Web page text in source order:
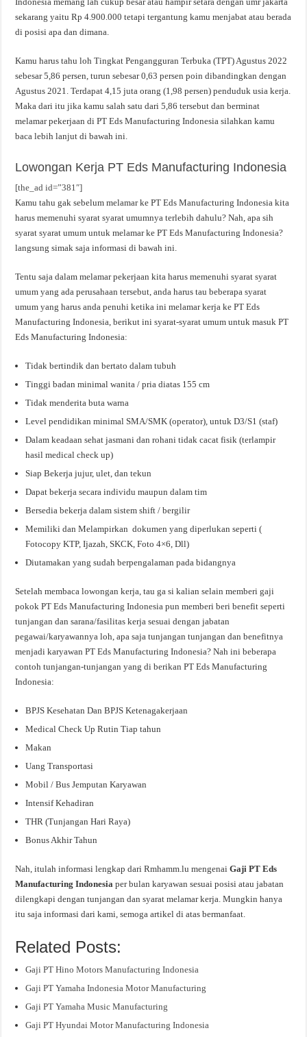
sekarang yaitu Rp 4.900.000 tetapi tergantung kamu menjabat atau berada
di posisi apa dan dimana.
Kamu harus tahu loh Tingkat Pengangguran Terbuka (TPT) Agustus 2022
sebesar 5,86 persen, turun sebesar 0,63 persen poin dibandingkan dengan
Agustus 2021. Terdapat 4,15 juta orang (1,98 persen) penduduk usia kerja.
Maka dari itu jika kamu salah satu dari 5,86 tersebut dan berminat
melamar pekerjaan di PT Eds Manufacturing Indonesia silahkan kamu
baca lebih lanjut di bawah ini.
Lowongan Kerja PT Eds Manufacturing Indonesia
[the_ad id=”381″]
Kamu tahu gak sebelum melamar ke PT Eds Manufacturing Indonesia kita
harus memenuhi syarat syarat umumnya terlebih dahulu? Nah, apa sih
syarat syarat umum untuk melamar ke PT Eds Manufacturing Indonesia?
langsung simak saja informasi di bawah ini.
Tentu saja dalam melamar pekerjaan kita harus memenuhi syarat syarat
umum yang ada perusahaan tersebut, anda harus tau beberapa syarat
umum yang harus anda penuhi ketika ini melamar kerja ke PT Eds
Manufacturing Indonesia, berikut ini syarat-syarat umum untuk masuk PT
Eds Manufacturing Indonesia:
Tidak bertindik dan bertato dalam tubuh
Tinggi badan minimal wanita / pria diatas 155 cm
Tidak menderita buta warna
Level pendidikan minimal SMA/SMK (operator), untuk D3/S1 (staf)
Dalam keadaan sehat jasmani dan rohani tidak cacat fisik (terlampir
hasil medical check up)
Siap Bekerja jujur, ulet, dan tekun
Dapat bekerja secara individu maupun dalam tim
Bersedia bekerja dalam sistem shift / bergilir
Memiliki dan Melampirkan dokumen yang diperlukan seperti (
Fotocopy KTP, Ijazah, SKCK, Foto 4×6, Dll)
Diutamakan yang sudah berpengalaman pada bidangnya
Setelah membaca lowongan kerja, tau ga si kalian selain memberi gaji
pokok PT Eds Manufacturing Indonesia pun memberi beri benefit seperti
tunjangan dan sarana/fasilitas kerja sesuai dengan jabatan
pegawai/karyawannya loh, apa saja tunjangan tunjangan dan benefitnya
menjadi karyawan PT Eds Manufacturing Indonesia? Nah ini beberapa
contoh tunjangan-tunjangan yang di berikan PT Eds Manufacturing
Indonesia:
BPJS Kesehatan Dan BPJS Ketenagakerjaan
Medical Check Up Rutin Tiap tahun
Makan
Uang Transportasi
Mobil / Bus Jemputan Karyawan
Intensif Kehadiran
THR (Tunjangan Hari Raya)
Bonus Akhir Tahun
Nah, itulah informasi lengkap dari Rmhamm.lu mengenaiGaji PT Eds
Manufacturing Indonesiaper bulan karyawan sesuai posisi atau jabatan
dilengkapi dengan tunjangan dan syarat melamar kerja. Mungkin hanya
itu saja informasi dari kami, semoga artikel di atas bermanfaat.
Related Posts:
Gaji PT Hino Motors Manufacturing Indonesia
Gaji PT Yamaha Indonesia Motor Manufacturing
Gaji PT Yamaha Music Manufacturing
Gaji PT Hyundai Motor Manufacturing Indonesia